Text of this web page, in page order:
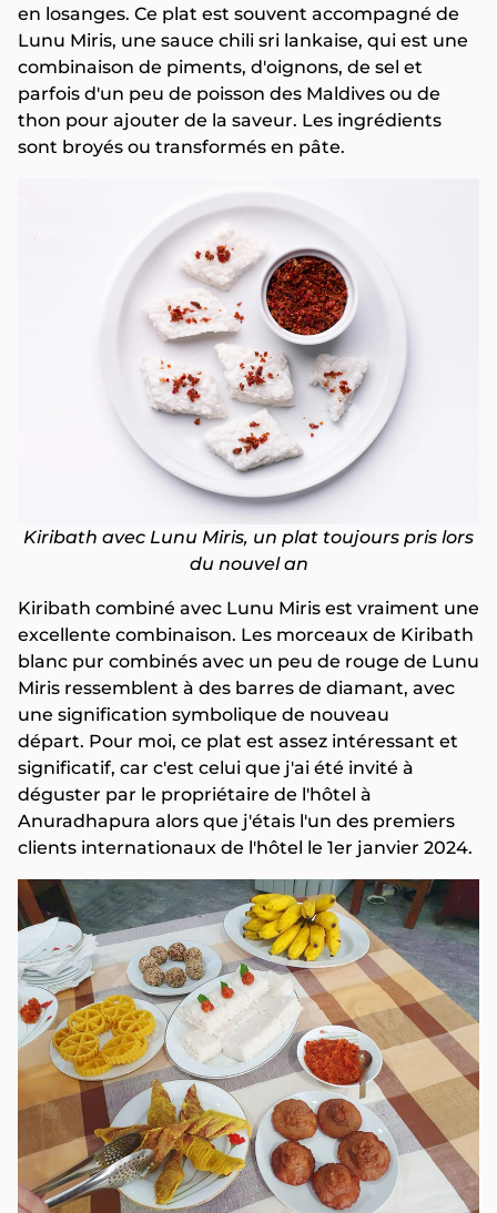
en losanges. Ce plat est souvent accompagné de
Lunu Miris, une sauce chili sri lankaise, qui est une
combinaison de piments, d'oignons, de sel et
parfois d'un peu de poisson des Maldives ou de
thon pour ajouter de la saveur. Les ingrédients
sont broyés ou transformés en pâte.
Kiribath avec Lunu Miris, un plat toujours pris lors
du nouvel an
Kiribath combiné avec Lunu Miris est vraiment une
excellente combinaison. Les morceaux de Kiribath
blanc pur combinés avec un peu de rouge de Lunu
Miris ressemblent à des barres de diamant, avec
une signification symbolique de nouveau
départ. Pour moi, ce plat est assez intéressant et
significatif, car c'est celui que j'ai été invité à
déguster par le propriétaire de l'hôtel à
Anuradhapura alors que j'étais l'un des premiers
clients internationaux de l'hôtel le 1er janvier 2024.